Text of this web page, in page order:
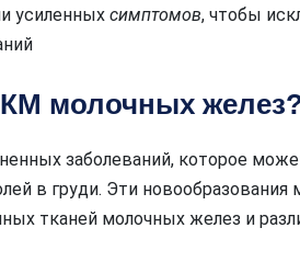
усиленных симптомов, чтобы
молочных
заболеваний, которое
в груди. Эти новообразования
тканей молочных желез и